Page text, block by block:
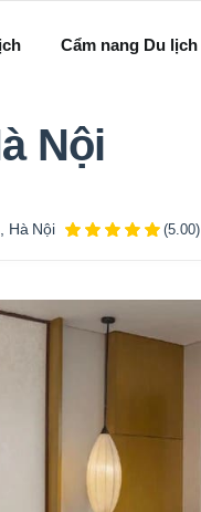
Cẩm nang Du lịch
Nội
Hà Nội (5.00)